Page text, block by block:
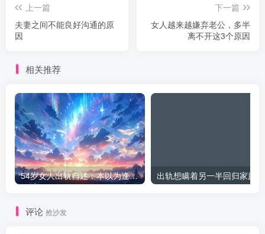
上一篇
夫妻之间不能良好沟通的原
因
下一篇
女人越来越嫌弃老公，多半
离不开这3个原因
相关推荐
54岁女人出轨自述：本以为逢场作戏
评论 抢沙发